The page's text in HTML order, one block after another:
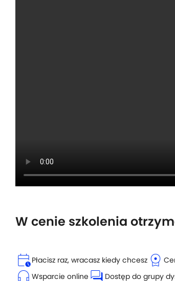
W cenie szkolenia
calendar_clockPłacisz raz, wracasz kiedy chcesz license
headset_mic Wsparcie online forum Dostęp do grupy